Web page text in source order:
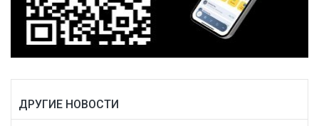
ДРУГИЕ НОВОСТИ